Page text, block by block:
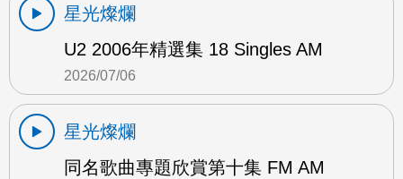
星光燦爛
U2 2006年精選集 18 Singles AM
2026/07/06
星光燦爛
同名歌曲專題欣賞第十集 FM AM